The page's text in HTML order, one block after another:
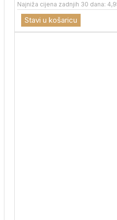
Najniža cijena zadnjih 30 dana:
Stavi u košaricu